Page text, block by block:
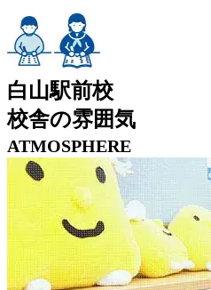
白山駅前校
校舎の雰囲気
ATMOSPHERE